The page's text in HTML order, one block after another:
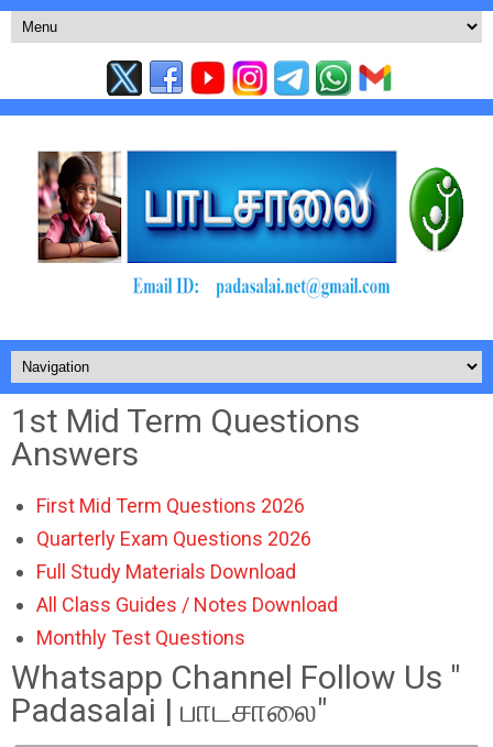
1st Mid Term Questions
Answers
First Mid Term Questions 2026
Quarterly Exam Questions 2026
Full Study Materials Download
All Class Guides / Notes Download
Monthly Test Questions
Whatsapp Channel Follow Us "
Padasalai | பாடசாலை"